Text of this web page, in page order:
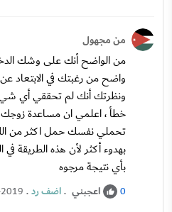
من مجهول
من الواضح أنك على وشك
واضح من رغبتك في الابتعاد
ونظرتك أنك لم تحققي أي
خطأ ، اعلمي ان مساعدة
تحملي نفسك حمل اكثر من
بهدوء أكثر لأن هذه الطريقة
بأي نتيجة مرجوه
0 اعجبني .اضف رد.